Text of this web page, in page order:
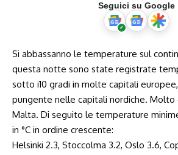
Seguici su Google
Si abbassanno le temperature sul
questa notte sono state registrate
sotto i10 gradi in molte capitali
pungente nelle capitali nordiche. Molto
Malta. Di seguito le temperature
in °C in ordine crescente:
Helsinki 2.3, Stoccolma 3.2, Oslo 3.6,